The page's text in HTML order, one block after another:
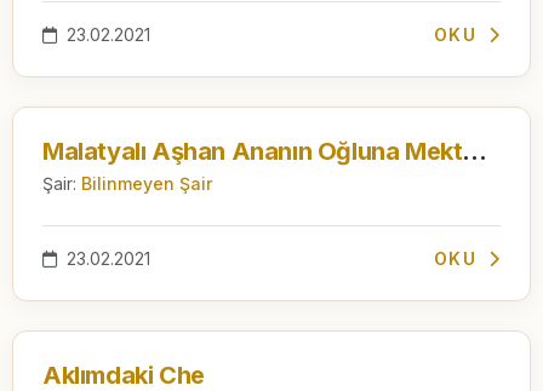
23.02.2021 OKU
Malatyalı Aşhan Ananın Oğluna Mektubu
Şair: Bilinmeyen Şair
23.02.2021 OKU
Aklımdaki Che